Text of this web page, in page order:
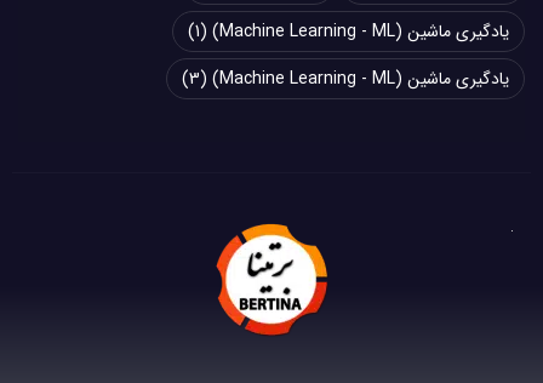
یادگیری ماشین (Machine Learning - ML)
(1)
یادگیری ماشین (Machine Learning - ML)
(3)